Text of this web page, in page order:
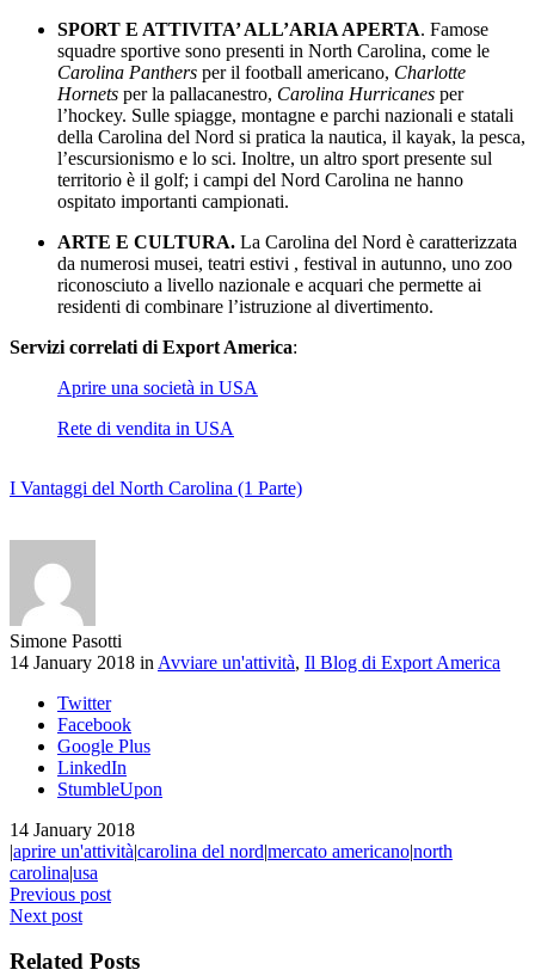
SPORT E ATTIVITA’ ALL’ARIA APERTA. Famose
squadre sportive sono presenti in North Carolina, come le
Carolina Panthers per il football americano, Charlotte
Hornets per la pallacanestro, Carolina Hurricanes per
l’hockey. Sulle spiagge, montagne e parchi nazionali e statali
della Carolina del Nord si pratica la nautica, il kayak, la pesca,
l’escursionismo e lo sci. Inoltre, un altro sport presente sul
territorio è il golf; i campi del Nord Carolina ne hanno
ospitato importanti campionati.
ARTE E CULTURA. La Carolina del Nord è caratterizzata
da numerosi musei, teatri estivi , festival in autunno, uno zoo
riconosciuto a livello nazionale e acquari che permette ai
residenti di combinare l’istruzione al divertimento.
Servizi correlati di Export America:
Aprire una società in USA
Rete di vendita in USA
I Vantaggi del North Carolina (1 Parte)
Simone Pasotti
14 January 2018 in Avviare un'attività, Il Blog di Export America
Twitter
Facebook
Google Plus
LinkedIn
StumbleUpon
14 January 2018
|aprire un'attività|carolina del nord|mercato americano|north
carolina|usa
Previous post
Next post
Related Posts